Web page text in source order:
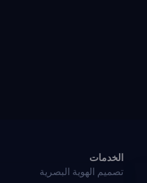
الخدمات
تصميم الهوية البصرية